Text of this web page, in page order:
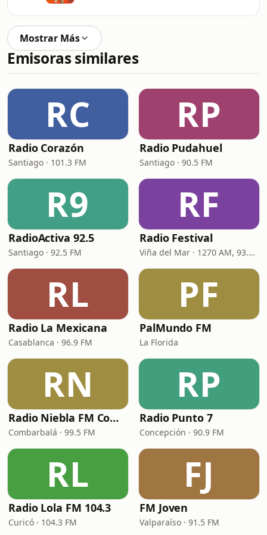
Mostrar Más
Emisoras similares
RC
Radio Corazón
Santiago · 101.3 FM
RP
Radio Pudahuel
Santiago · 90.5 FM
R9
RadioActiva 92.5
Santiago · 92.5 FM
RF
Radio Festival
Viña del Mar · 1270 AM, 93.7 FM
RL
Radio La Mexicana
Casablanca · 96.9 FM
PF
PalMundo FM
La Florida
RN
Radio Niebla FM Combarbalá
Combarbalá · 99.5 FM
RP
Radio Punto 7
Concepción · 90.9 FM
RL
Radio Lola FM 104.3
Curicó · 104.3 FM
FJ
FM Joven
Valparaíso · 91.5 FM